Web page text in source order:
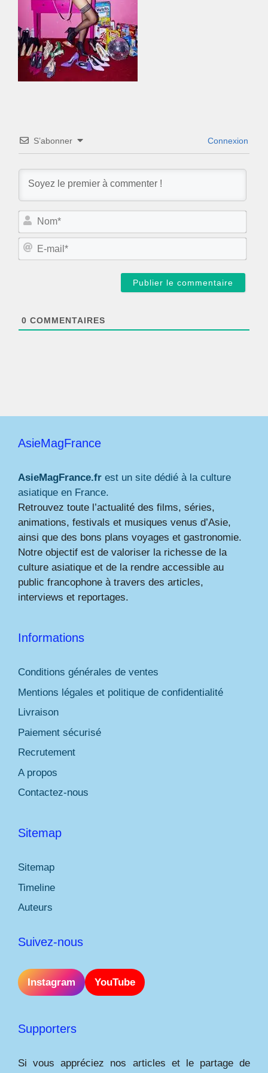
S’abonner Connexion
N
m
E
0 COMMENTAIRES
AsieMagFrance
AsieMagFrance.fr est un site dédié à la culture
asiatique en France.
Retrouvez toute l’actualité des films, séries,
animations, festivals et musiques venus d’Asie,
ainsi que des bons plans voyages et gastronomie.
Notre objectif est de valoriser la richesse de la
culture asiatique et de la rendre accessible au
public francophone à travers des articles,
interviews et reportages.
Informations
Conditions générales de ventes
Mentions légales et politique de confidentialité
Livraison
Paiement sécurisé
Recrutement
A propos
Contactez-nous
Sitemap
Sitemap
Timeline
Auteurs
Suivez-nous
Instagram YouTube
Supporters
Si vous appréciez nos articles et le partage de